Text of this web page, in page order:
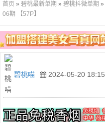
首页 » 碧桃最新单期 » 碧桃抖微单期 »
06期 【57P】
碧桃喵 2024-05-20 18:15